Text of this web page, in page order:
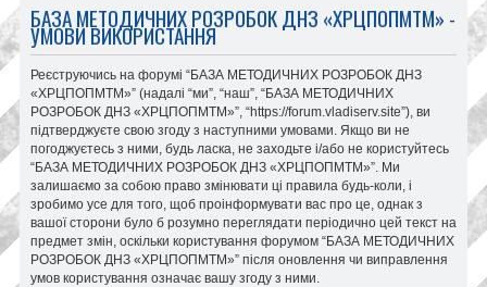
БАЗА МЕТОДИЧНИХ РОЗРОБОК ДНЗ «ХРЦПОПМТМ» -
УМОВИ ВИКОРИСТАННЯ
Реєструючись на форумі “БАЗА МЕТОДИЧНИХ РОЗРОБОК ДНЗ
«ХРЦПОПМТМ»” (надалі “ми”, “наш”, “БАЗА МЕТОДИЧНИХ
РОЗРОБОК ДНЗ «ХРЦПОПМТМ»”, “https://forum.vladiserv.site”), ви
підтверджуєте свою згоду з наступними умовами. Якщо ви не
погоджуєтесь з ними, будь ласка, не заходьте і/або не користуйтесь
“БАЗА МЕТОДИЧНИХ РОЗРОБОК ДНЗ «ХРЦПОПМТМ»”. Ми
залишаємо за собою право змінювати ці правила будь-коли, і
зробимо усе для того, щоб проінформувати вас про це, однак з
вашої сторони було б розумно переглядати періодично цей текст на
предмет змін, оскільки користування форумом “БАЗА МЕТОДИЧНИХ
РОЗРОБОК ДНЗ «ХРЦПОПМТМ»” після оновлення чи виправлення
умов користування означає вашу згоду з ними.